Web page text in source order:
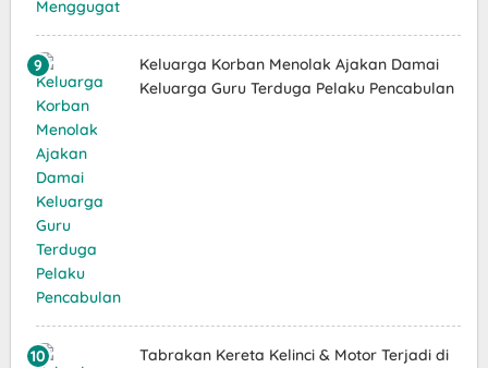
Keluarga Korban Menolak Ajakan Damai
Keluarga Guru Terduga Pelaku Pencabulan
Tabrakan Kereta Kelinci & Motor Terjadi di